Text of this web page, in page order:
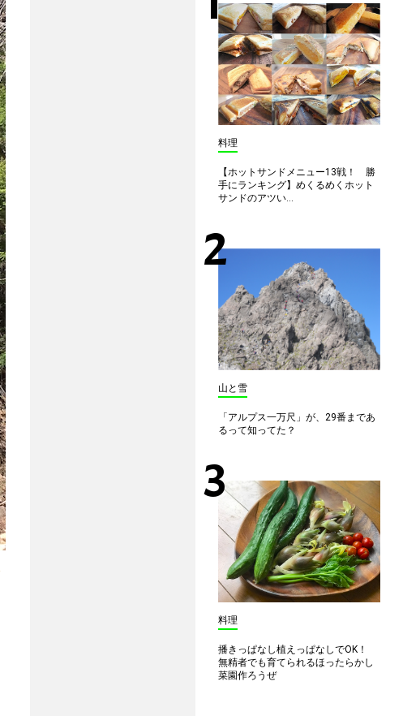
料理
【ホットサンドメニュー13戦！ 勝
手にランキング】めくるめくホット
サンドのアツい...
山と雪
「アルプス一万尺」が、29番まであ
るって知ってた？
料理
播きっぱなし植えっぱなしでOK！
無精者でも育てられるほったらかし
菜園作ろうぜ